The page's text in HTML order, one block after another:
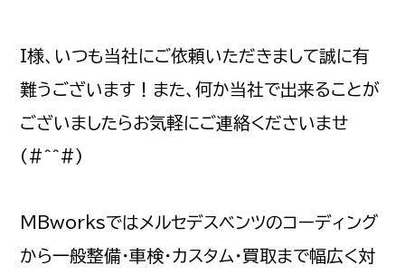
I様、いつも当社にご依頼いただきまして誠に有
難うございます！また、何か当社で出来ることが
ございましたらお気軽にご連絡くださいませ
(#^^#)
MBworksではメルセデスベンツのコーディング
から一般整備・車検・カスタム・買取まで幅広く対